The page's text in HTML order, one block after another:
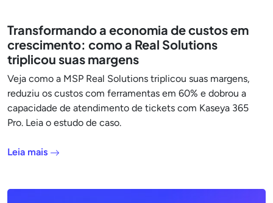
Transformando a economia de custos em
crescimento: como a Real Solutions
triplicou suas margens
Veja como a MSP Real Solutions triplicou suas margens,
reduziu os custos com ferramentas em 60% e dobrou a
capacidade de atendimento de tickets com Kaseya 365
Pro. Leia o estudo de caso.
Leia mais